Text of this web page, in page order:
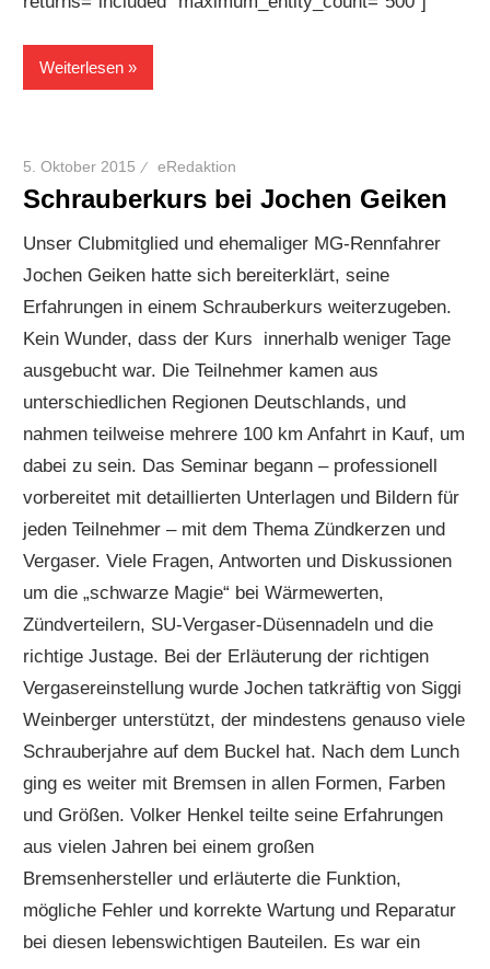
Weiterlesen
5. Oktober 2015 eRedaktion
Schrauberkurs bei Jochen Geiken
Unser Clubmitglied und ehemaliger MG-Rennfahrer
Jochen Geiken hatte sich bereiterklärt, seine
Erfahrungen in einem Schrauberkurs weiterzugeben.
Kein Wunder, dass der Kurs innerhalb weniger Tage
ausgebucht war. Die Teilnehmer kamen aus
unterschiedlichen Regionen Deutschlands, und
nahmen teilweise mehrere 100 km Anfahrt in Kauf, um
dabei zu sein. Das Seminar begann – professionell
vorbereitet mit detaillierten Unterlagen und Bildern für
jeden Teilnehmer – mit dem Thema Zündkerzen und
Vergaser. Viele Fragen, Antworten und Diskussionen
um die „schwarze Magie“ bei Wärmewerten,
Zündverteilern, SU-Vergaser-Düsennadeln und die
richtige Justage. Bei der Erläuterung der richtigen
Vergasereinstellung wurde Jochen tatkräftig von Siggi
Weinberger unterstützt, der mindestens genauso viele
Schrauberjahre auf dem Buckel hat. Nach dem Lunch
ging es weiter mit Bremsen in allen Formen, Farben
und Größen. Volker Henkel teilte seine Erfahrungen
aus vielen Jahren bei einem großen
Bremsenhersteller und erläuterte die Funktion,
mögliche Fehler und korrekte Wartung und Reparatur
bei diesen lebenswichtigen Bauteilen. Es war ein